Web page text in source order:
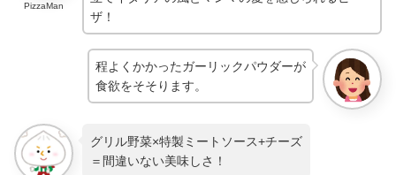
PizzaMan
ザ！
程よくかかったガーリックパウダーが
食欲をそそります。
グリル野菜×特製ミートソース+チーズ
＝間違いない美味しさ！